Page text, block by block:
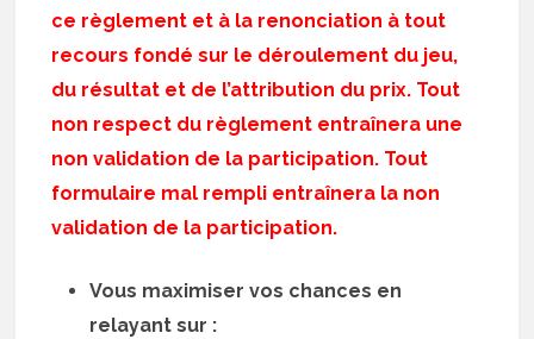
ce règlement et à la renonciation à tout
recours fondé sur le déroulement du jeu,
du résultat et de l’attribution du prix. Tout
non respect du règlement entraînera une
non validation de la participation. Tout
formulaire mal rempli entraînera la non
validation de la participation.
Vous maximiser vos chances en
relayant sur :